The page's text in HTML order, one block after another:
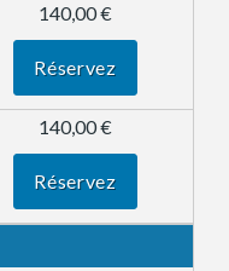
140,00 €
Réservez
140,00 €
Réservez